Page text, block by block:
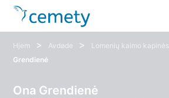
Hjem > Avdøde > Lomenių kaimo kapinės
Grendienė
Ona Grendienė